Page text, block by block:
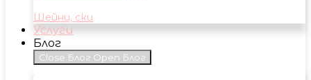
Шейни, ски
Услуги
Блог
Close Блог Open Блог